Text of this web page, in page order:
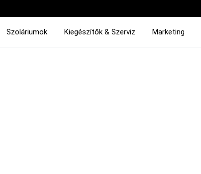
Szoláriumok Kiegészítők & Szerviz Marketing